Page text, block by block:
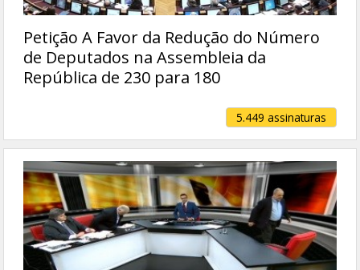
Petição A Favor da Redução do Número
de Deputados na Assembleia da
República de 230 para 180
5.449 assinaturas